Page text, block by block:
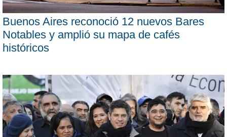
Buenos Aires reconoció 12 nuevos Bares
Notables y amplió su mapa de cafés
históricos